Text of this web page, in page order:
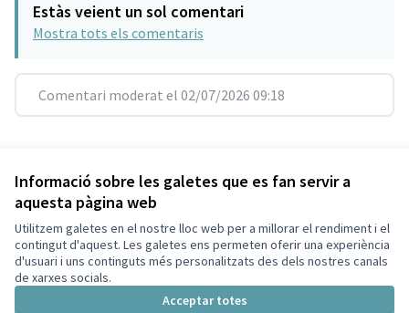
Informació sobre les galetes que es fan servir a
aquesta pàgina web
Utilitzem galetes en el nostre lloc web per a millorar el rendiment i el
contingut d'aquest. Les galetes ens permeten oferir una experiència
d'usuari i uns continguts més personalitzats des dels nostres canals
de xarxes socials.
Acceptar totes
Estàs veient un sol comentari
Mostra tots els comentaris
Comentari moderat el 02/07/2026 09:18
Versió 5(de 5) veure altres versions
Termes i condicions d'ús
Configuració de les galetes
Decidim Sant Cugat a X
(Enllaç extern)
Decidim Sant Cugat a Facebook
Decidim Sant Cugat a Instagram
Decidim Sant Cugat a GitHub
(Enllaç extern)